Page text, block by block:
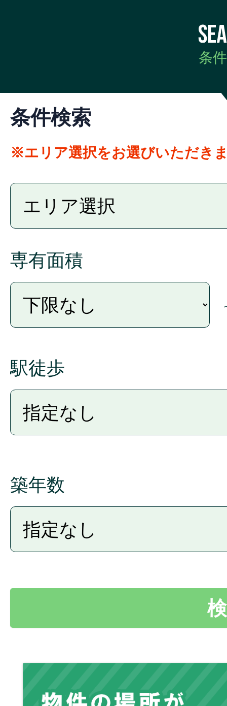
会員が投稿した情報の掲載
マーケティングデータの調
他の事業者等から個人情報の
託された業務の遂行
契約や法律等に基づく権利の
3.個人情報の第三者提供
的のために、第1条の個人情
きるものとします。個人情報
るとおりとします。当社は、
予約、購入を申し込まれた場
た個人情報につきましては、
となります。出稿者は、その
引後のお客様向けメールマガ
様による購買の分析をして、
く）を利用します。 当社は
を遵守し、お客様のプライバ
がら、出稿者がこれを遵守す
び紙などのアナログ媒体など
出稿者への提供停止を求め
用目的で利用いたします。
条
条件検索
※エリア選択をお選びいただき
専有面積
駅徒歩
築年数